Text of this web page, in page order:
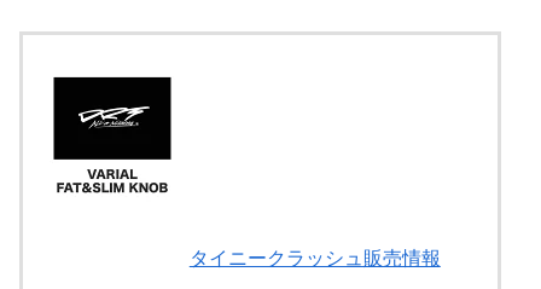
タイニークラッシュ販売情報